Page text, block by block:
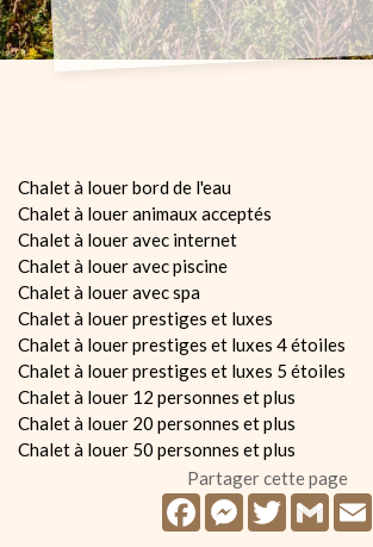
Chalet à louer bord de l'eau
Chalet à louer animaux acceptés
Chalet à louer avec internet
Chalet à louer avec piscine
Chalet à louer avec spa
Chalet à louer prestiges et luxes
Chalet à louer prestiges et luxes 4 étoiles
Chalet à louer prestiges et luxes 5 étoiles
Chalet à louer 12 personnes et plus
Chalet à louer 20 personnes et plus
Chalet à louer 50 personnes et plus
Partager cette page
FacebookMessenger
TwitterGmail